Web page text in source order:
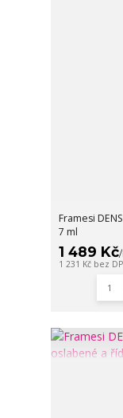
Framesi
7 ml
1 489 Kč/
1 231 Kč bez